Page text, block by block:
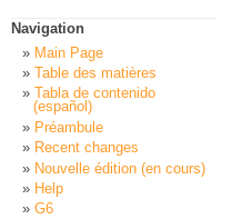
Navigation
Main Page
Table des matières
Tabla de contenido
(español)
Préambule
Recent changes
Nouvelle édition (en cours)
Help
G6